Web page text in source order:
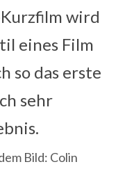
wird
eines Film
so das erste
sehr
Bild: Colin